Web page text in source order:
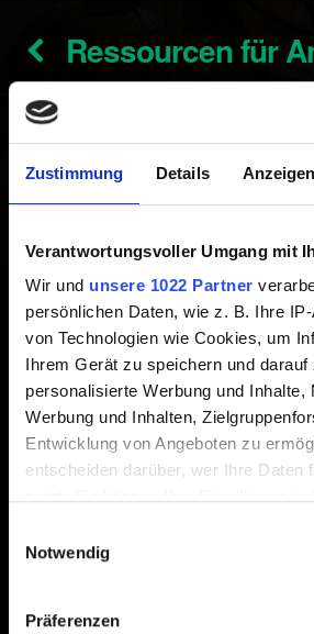
Zustimmung Details
Verantwortungsvoller Umgang mit
Wir und unsere 1022 Partner
persönlichen Daten, wie z. B. Ihre
von Technologien wie Cookies, um
Ihrem Gerät zu speichern und
personalisierte Werbung und Inhalte,
Werbung und Inhalten,
Entwicklung von Angeboten zu
entscheiden darüber, wer Ihre Daten
Trigger Symbol ändern oder widerrufen
Notwendig
Präferenzen
Ressourcen für
Erstellt vor 7 Jahren Aktualisiert vor 3
Offizielles How-to-Play-Video:
Inoffizielle Deckbau-Site:
https://gwent.one/
Anleitung für Anfänger von Team
https://teamaretuza.com/academy/